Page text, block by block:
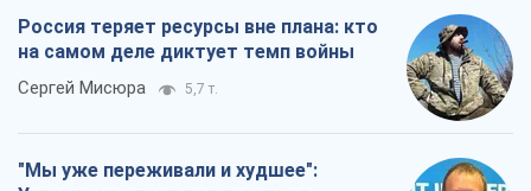
Россия теряет ресурсы вне плана: кто
на самом деле диктует темп войны
Сергей Мисюра 5,7 т.
"Мы уже переживали и худшее":